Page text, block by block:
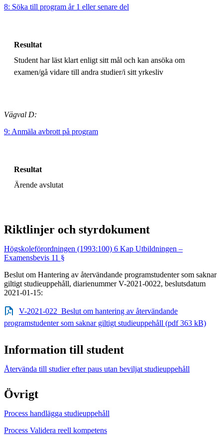
8: Söka till program år 1 eller senare del
Resultat
Student har läst klart enligt sitt mål och kan ansöka om
examen/gå vidare till andra studier/i sitt yrkesliv
Vägval D:
9: Anmäla avbrott på program
Resultat
Ärende avslutat
Riktlinjer och styrdokument
Högskoleförordningen (1993:100) 6 Kap Utbildningen –
Examensbevis 11 §
Beslut om Hantering av återvändande programstudenter som saknar
giltigt studieuppehåll, diarienummer V-2021-0022, beslutsdatum
2021-01-15:
V-2021-022_Beslut om hantering av återvändande
programstudenter som saknar giltigt studieuppehåll (pdf 363 kB)
Information till student
Återvända till studier efter paus utan beviljat studieuppehåll
Övrigt
Process handlägga studieuppehåll
Process Validera reell kompetens